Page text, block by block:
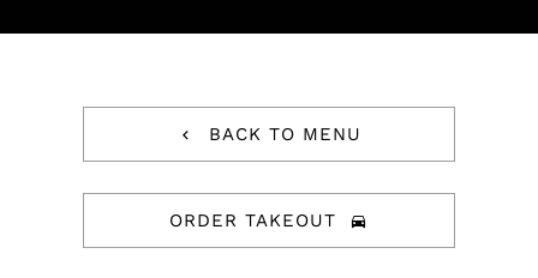
BACK TO MENU
ORDER TAKEOUT